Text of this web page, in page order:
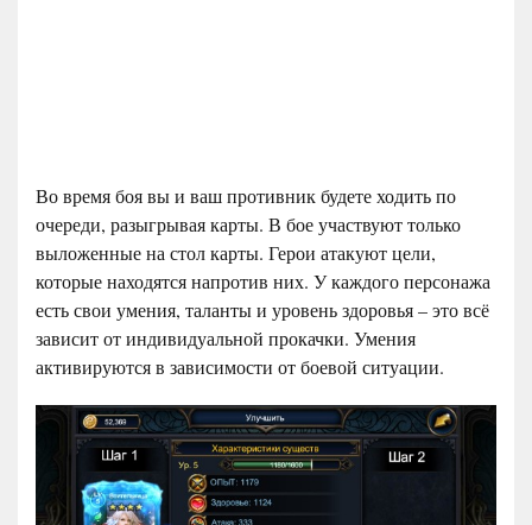
Во время боя вы и ваш противник будете ходить по
очереди, разыгрывая карты. В бое участвуют только
выложенные на стол карты. Герои атакуют цели,
которые находятся напротив них. У каждого персонажа
есть свои умения, таланты и уровень здоровья – это всё
зависит от индивидуальной прокачки. Умения
активируются в зависимости от боевой ситуации.